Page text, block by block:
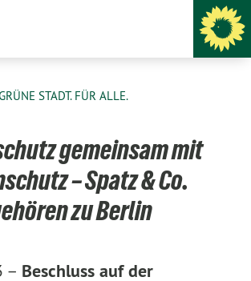
STADT. FÜR ALLE.
gemeinsam mit
– Spatz & Co.
zu Berlin
– Beschluss auf der